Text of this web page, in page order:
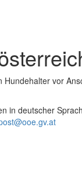
vor
in deutscher